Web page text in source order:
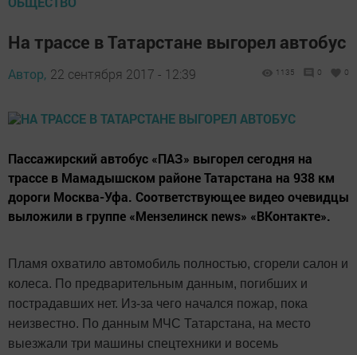
На трассе в Татарстане выгорел автобус
Автор, 22 сентября 2017 - 12:39 1135 0 0
Пассажирский автобус «ПАЗ» выгорел сегодня на
трассе в Мамадышском районе Татарстана на 938 км
дороги Москва-Уфа. Соответствующее видео очевидцы
выложили в группе «Мензелинск news» «ВКонтакте».
Пламя охватило автомобиль полностью, сгорели салон и
колеса. По предварительным данным, погибших и
пострадавших нет. Из-за чего начался пожар, пока
неизвестно. По данным МЧС Татарстана, на место
выезжали три машины спецтехники и восемь